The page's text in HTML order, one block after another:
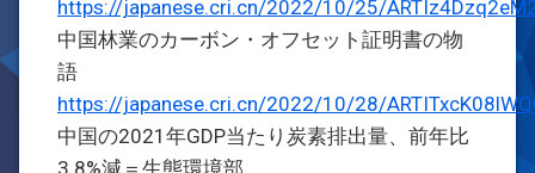
https://japanese.cri.cn/2022/10/25/
中国林業のカーボン・オフセット証明書の物
語
https://japanese.cri.cn/2022/10/28/
中国の2021年GDP当たり炭素排出量、前年比
3.8%減＝生態環境部